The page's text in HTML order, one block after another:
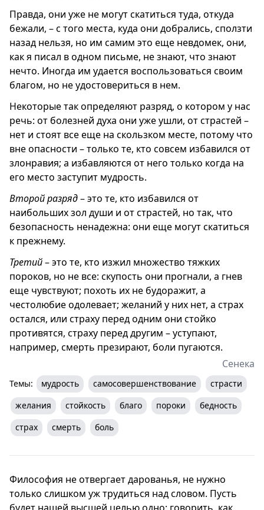
Правда, они уже не могут скатиться туда, откуда
бежали, – с того места, куда они добрались, сползти
назад нельзя, но им самим это еще невдомек, они,
как я писал в одном письме, не знают, что знают
нечто. Иногда им удается воспользоваться своим
благом, но не удостовериться в нем.
Некоторые так определяют разряд, о котором у нас
речь: от болезней духа они уже ушли, от страстей –
нет и стоят все еще на скользком месте, потому что
вне опасности – только те, кто совсем избавился от
злонравия; а избавляются от него только когда на
его место заступит мудрость.
Второй разряд– это те, кто избавился от
наибольших зол души и от страстей, но так, что
безопасность ненадежна: они еще могут скатиться
к прежнему.
Третий– это те, кто изжил множество тяжких
пороков, но не все: скупость они прогнали, а гнев
еще чувствуют; похоть их не будоражит, а
честолюбие одолевает; желаний у них нет, а страх
остался, или страху перед одним они стойко
противятся, страху перед другим – уступают,
например, смерть презирают, боли пугаются.
Сенека
Темы: мудрость самосовершенствование
страсти
желания
стойкость благо пороки
бедность
страх
смерть боль
Философия не отвергает дарованья, не нужно
только слишком уж трудиться над словом. Пусть
будет нашей высшей целью одно: говорить, как